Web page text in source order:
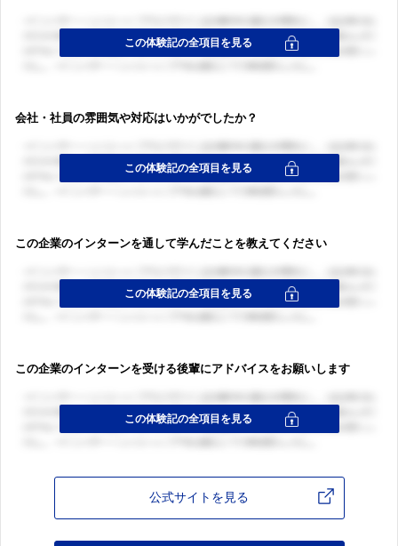
会社・社員の雰囲気や対応はいかがでしたか？
この企業のインターンを通して学んだことを教えてください
この企業のインターンを受ける後輩にアドバイスをお願いします
公式サイトを見る